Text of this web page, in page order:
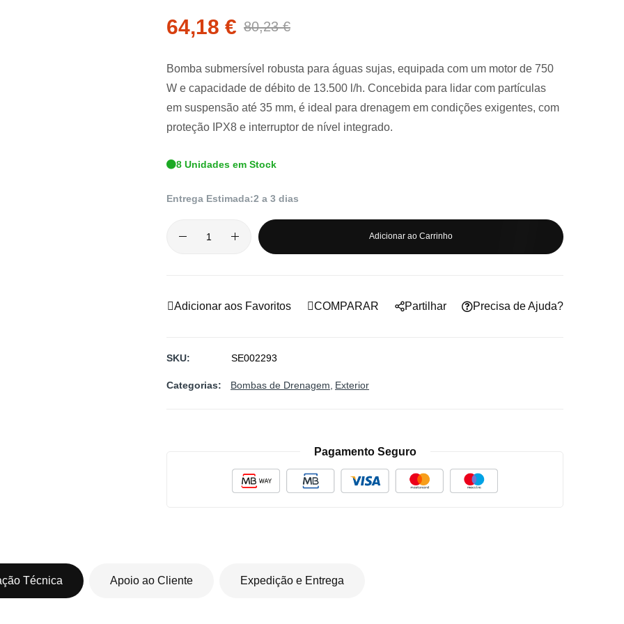
64,18 € 80,23 €
Bomba submersível robusta para águas sujas, equipada com um motor de 750
W e capacidade de débito de 13.500 l/h. Concebida para lidar com partículas
em suspensão até 35 mm, é ideal para drenagem em condições exigentes, com
proteção IPX8 e interruptor de nível integrado.
8 Unidades em Stock
Entrega Estimada:2 a 3 dias
Adicionar ao Carrinho
Adicionar aos Favoritos COMPARAR Precisa de Ajuda?
Partilhar
SKU SE002293
Categorias: Bombas de Drenagem Exterior
Pagamento Seguro
Técnica Apoio ao Cliente Expedição e Entrega